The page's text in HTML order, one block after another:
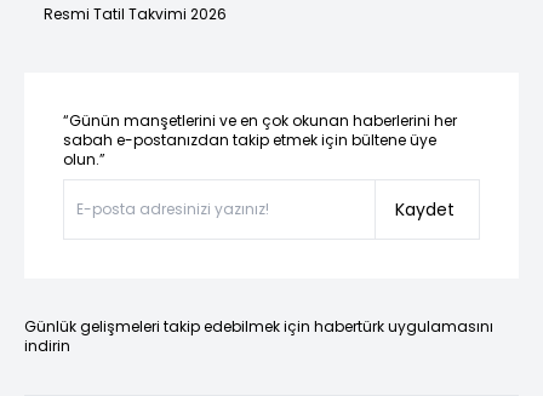
Resmi Tatil Takvimi 2026
“Günün manşetlerini ve en çok okunan haberlerini her
sabah e-postanızdan takip etmek için bültene üye
olun.”
Kaydet
Günlük gelişmeleri takip edebilmek için habertürk uygulamasını
indirin